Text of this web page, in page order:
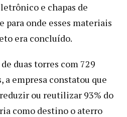
e chapas de
para onde esses materiais
era concluído.
duas torres com 729
a empresa constatou que
ou reutilizar 93% do
como destino o aterro